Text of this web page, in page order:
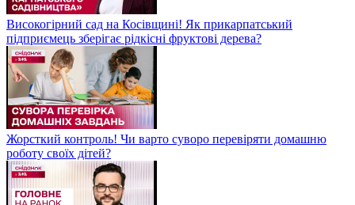
Високогірний сад на Косівщині! Як прикарпатський
підприємець зберігає рідкісні фруктові дерева?
Жорсткий контроль! Чи варто суворо перевіряти домашню
роботу своїх дітей?